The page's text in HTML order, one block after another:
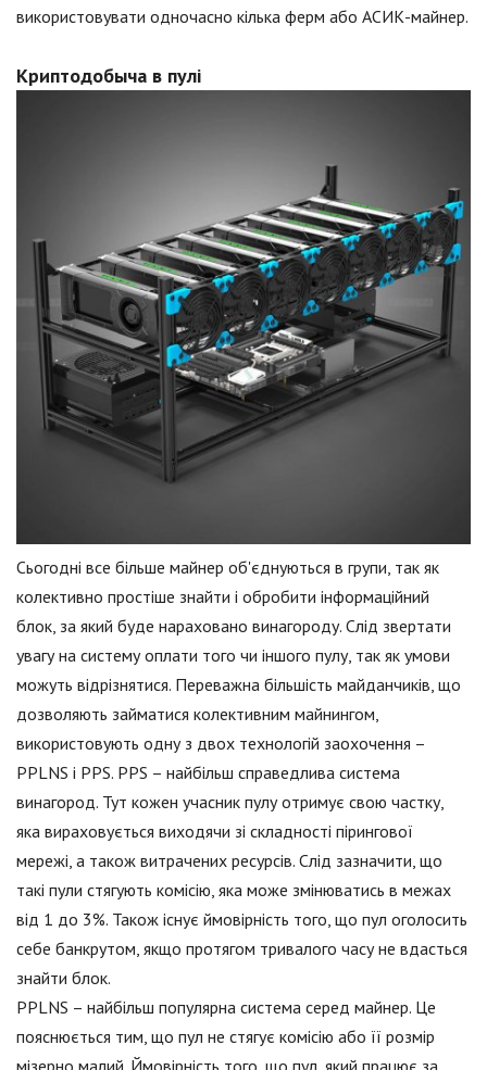
використовувати одночасно кілька ферм або АСИК-майнер.
Криптодобыча в пулі
Сьогодні все більше майнер об'єднуються в групи, так як
колективно простіше знайти і обробити інформаційний
блок, за який буде нараховано винагороду. Слід звертати
увагу на систему оплати того чи іншого пулу, так як умови
можуть відрізнятися. Переважна більшість майданчиків, що
дозволяють займатися колективним майнингом,
використовують одну з двох технологій заохочення –
PPLNS і PPS. PPS – найбільш справедлива система
винагород. Тут кожен учасник пулу отримує свою частку,
яка вираховується виходячи зі складності пірингової
мережі, а також витрачених ресурсів. Слід зазначити, що
такі пули стягують комісію, яка може змінюватись в межах
від 1 до 3%. Також існує ймовірність того, що пул оголосить
себе банкрутом, якщо протягом тривалого часу не вдасться
знайти блок.
PPLNS – найбільш популярна система серед майнер. Це
пояснюється тим, що пул не стягує комісію або її розмір